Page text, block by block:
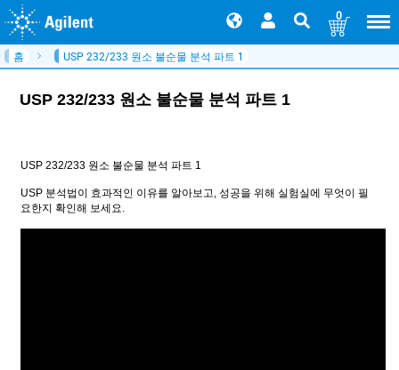
0
홈 USP 232/233 원소 불순물 분석 파트 1
USP 232/233 원소 불순물 분석 파트 1